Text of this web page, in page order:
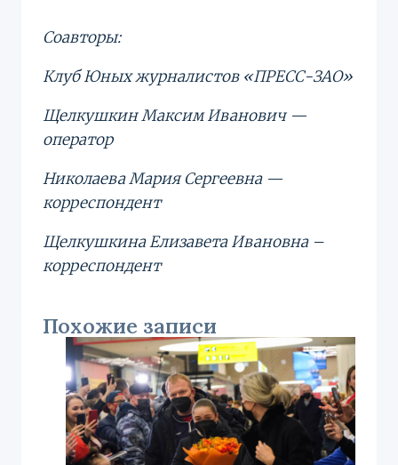
Соавторы:
Клуб Юных журналистов «ПРЕСС-ЗАО»
Щелкушкин Максим Иванович —
оператор
Николаева Мария Сергеевна —
корреспондент
Щелкушкина Елизавета Ивановна –
корреспондент
Похожие записи